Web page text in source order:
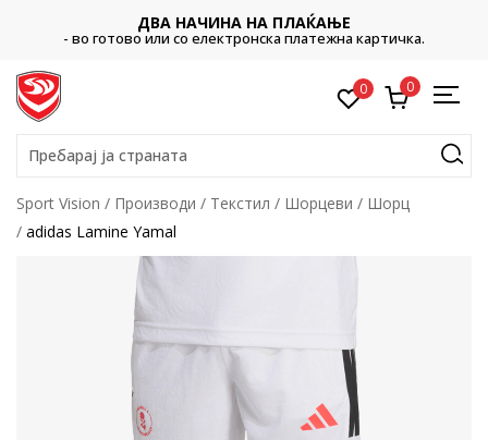
ДВА НАЧИНА НА ПЛАЌАЊЕ
- во готово или со електронска платежна картичка.
0 0
Пребарај ја страната
Sport Vision Производи Текстил Шорцеви
Шорц
adidas Lamine Yamal